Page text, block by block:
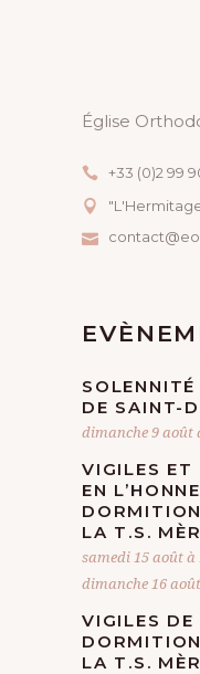
O
N
É
V
N
E
M
E
N
T
Église
+33 (0)2 99
DE SAINT-
dimanche 9 août
VIGILES ET
EN
LA T.S.
samedi 15 août à
dimanche 16
VIGILES DE
LA T.S.